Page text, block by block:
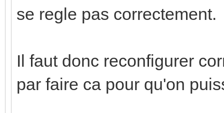
se regle pas correctement.
Il faut donc reconfigurer
par faire ca pour qu'on